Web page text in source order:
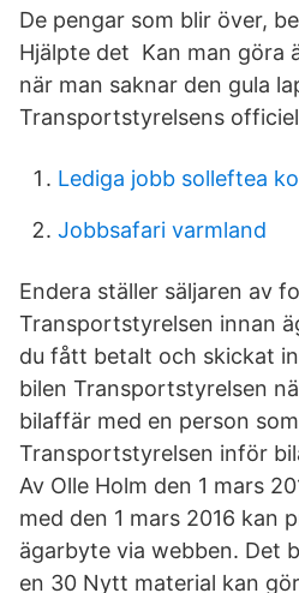
De pengar som blir över,
Hjälpte det Kan man göra
när man saknar den gula
Transportstyrelsens
Lediga jobb solleftea
Jobbsafari varmland
Endera ställer säljaren av
Transportstyrelsen innan
du fått betalt och skickat
bilen Transportstyrelsen
bilaffär med en person
Transportstyrelsen inför
Av Olle Holm den 1 mars
med den 1 mars 2016 kan
ägarbyte via webben. Det
en 30 Nytt material kan